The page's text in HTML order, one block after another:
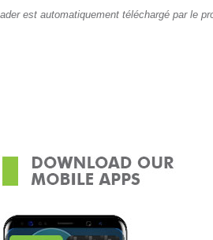
est automatiquement téléchargé par le